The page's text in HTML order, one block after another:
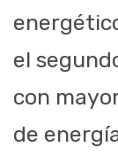
el
con
de